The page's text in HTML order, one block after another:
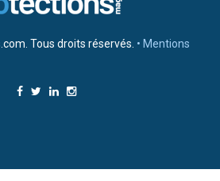
Tous droits réservés. • Mentions